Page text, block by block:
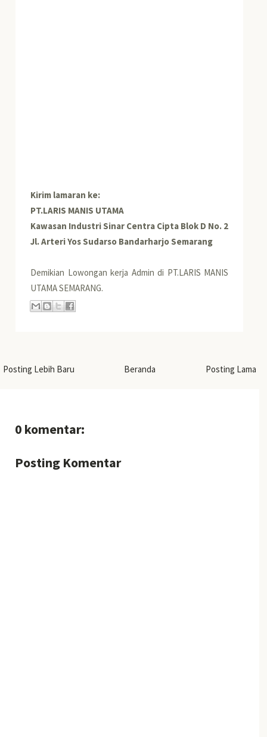
Kirim lamaran ke:
PT.LARIS MANIS UTAMA
Kawasan Industri Sinar Centra Cipta Blok D No. 2
Jl. Arteri Yos Sudarso Bandarharjo Semarang
Demikian Lowongan kerja Admin di PT.LARIS MANIS
UTAMA SEMARANG.
Posting Lebih Baru Posting Lama
Beranda
0 komentar:
Posting Komentar